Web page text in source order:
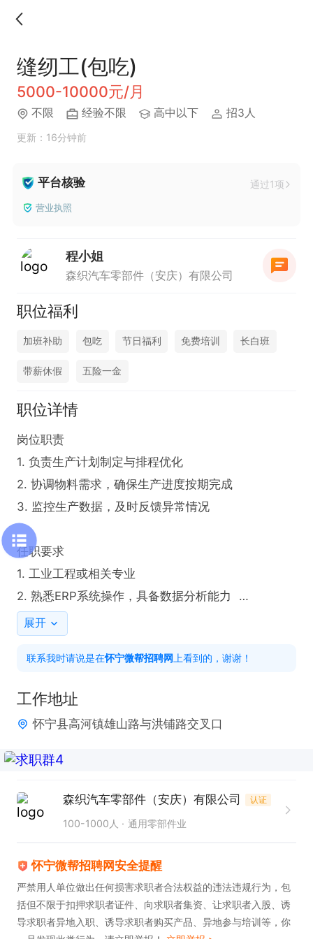
缝纫工(包吃)
5000-10000元/月
不限 经验不限 高中以下 招3人
更新：16分钟前
平台核验 通过1项
营业执照
程小姐
森织汽车零部件（安庆）有限公司
职位福利
加班补助 包吃 节日福利 免费培训 长白班
带薪休假 五险一金
职位详情
岗位职责
1. 负责生产计划制定与排程优化
2. 协调物料需求，确保生产进度按期完成
3. 监控生产数据，及时反馈异常情况
任职要求
1. 工业工程或相关专业
2. 熟悉ERP系统操作，具备数据分析能力
3. 具备良好的沟通协调能力，有生产计划经验者
感兴趣的话，请投递简历后直接拨打电话联系吧!
展开
联系我时请说是在怀宁微帮招聘网 上看到的，谢谢！
工作地址
怀宁县高河镇雄山路与洪铺路交叉口
森织汽车零部件（安庆）有限公司 认证
100-1000人 通用零部件业
怀宁微帮招聘网安全提醒
严禁用人单位做出任何损害求职者合法权益的违法违规行为，包
括但不限于扣押求职者证件、向求职者集资、让求职者入股、诱
导求职者异地入职、诱导求职者购买产品、异地参与培训等，你